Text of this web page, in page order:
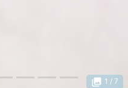
photo_library 1 / 7